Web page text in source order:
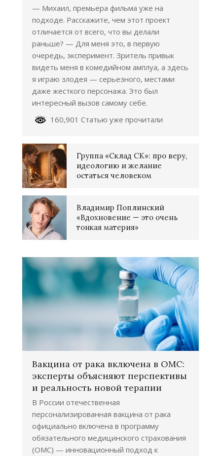
— Михаил, премьера фильма уже на
подходе. Расскажите, чем этот проект
отличается от всего, что вы делали
раньше? — Для меня это, в первую
очередь, эксперимент. Зритель привык
видеть меня в комедийном амплуа, а здесь
я играю злодея — серьезного, местами
даже жесткого персонажа. Это был
интересный вызов самому себе.
160,901 Статью уже прочитали
Группа «Склад СК»: про веру,
идеологию и желание
остаться человеком
Владимир Поплинский
«Вдохновение — это очень
тонкая материя»
Вакцина от рака включена в ОМС:
эксперты объясняют перспективы
и реальность новой терапии
В России отечественная
персонализированная вакцина от рака
официально включена в программу
обязательного медицинского страхования
(ОМС) — инновационный подход к